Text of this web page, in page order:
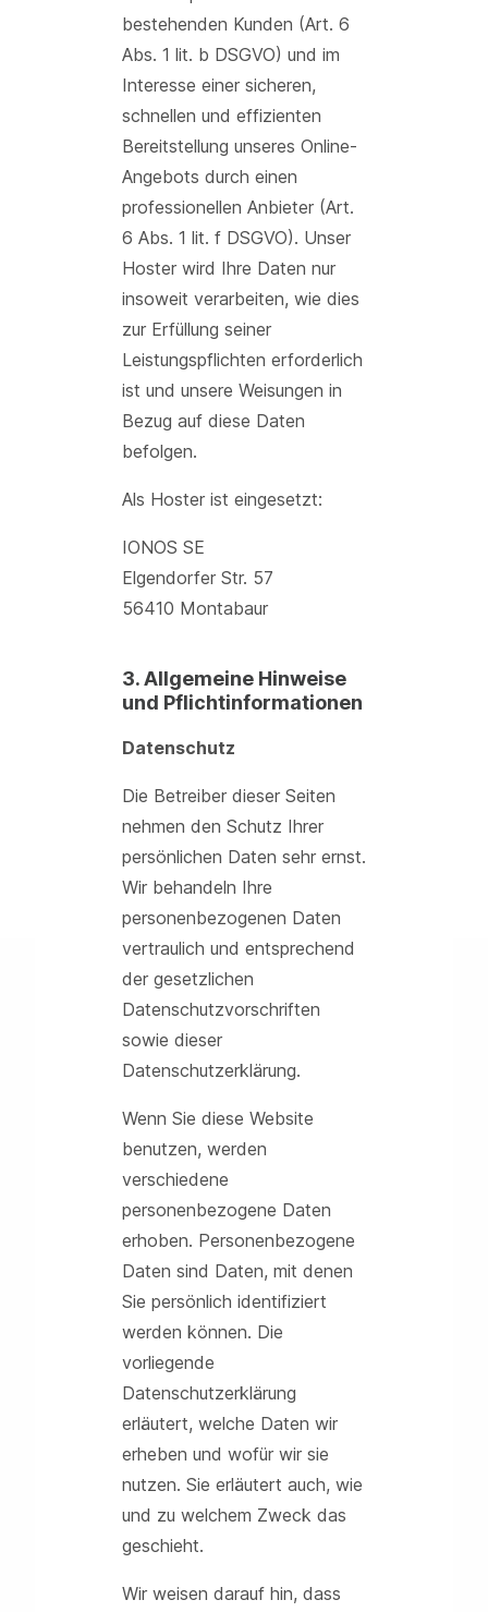
bestehenden Kunden (Art. 6
Abs. 1 lit. b DSGVO) und im
Interesse einer sicheren,
schnellen und effizienten
Bereitstellung unseres Online-
Angebots durch einen
professionellen Anbieter (Art.
6 Abs. 1 lit. f DSGVO). Unser
Hoster wird Ihre Daten nur
insoweit verarbeiten, wie dies
zur Erfüllung seiner
Leistungspflichten erforderlich
ist und unsere Weisungen in
Bezug auf diese Daten
befolgen.
Als Hoster ist eingesetzt:
IONOS SE
Elgendorfer Str. 57
56410 Montabaur
3. Allgemeine Hinweise
und Pflichtinformationen
Datenschutz
Die Betreiber dieser Seiten
nehmen den Schutz Ihrer
persönlichen Daten sehr ernst.
Wir behandeln Ihre
personenbezogenen Daten
vertraulich und entsprechend
der gesetzlichen
Datenschutzvorschriften
sowie dieser
Datenschutzerklärung.
Wenn Sie diese Website
benutzen, werden
verschiedene
personenbezogene Daten
erhoben. Personenbezogene
Daten sind Daten, mit denen
Sie persönlich identifiziert
werden können. Die
vorliegende
Datenschutzerklärung
erläutert, welche Daten wir
erheben und wofür wir sie
nutzen. Sie erläutert auch, wie
und zu welchem Zweck das
geschieht.
Wir weisen darauf hin, dass